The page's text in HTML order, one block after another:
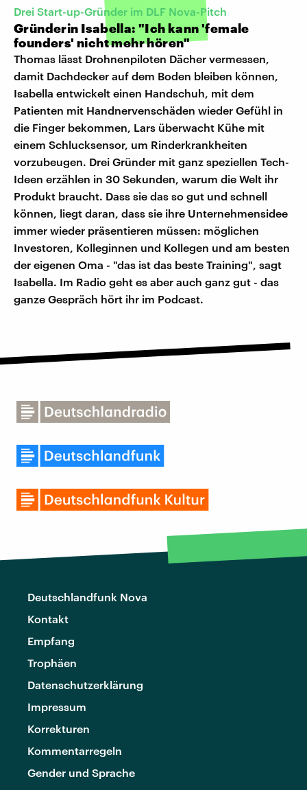
Drei Start-up-Gründer im DLF Nova-Pitch
Gründerin Isabella: "Ich kann 'female
founders' nicht mehr hören"
Thomas lässt Drohnenpiloten Dächer vermessen,
damit Dachdecker auf dem Boden bleiben können,
Isabella entwickelt einen Handschuh, mit dem
Patienten mit Handnervenschäden wieder Gefühl in
die Finger bekommen, Lars überwacht Kühe mit
einem Schlucksensor, um Rinderkrankheiten
vorzubeugen. Drei Gründer mit ganz speziellen Tech-
Ideen erzählen in 30 Sekunden, warum die Welt ihr
Produkt braucht. Dass sie das so gut und schnell
können, liegt daran, dass sie ihre Unternehmensidee
immer wieder präsentieren müssen: möglichen
Investoren, Kolleginnen und Kollegen und am besten
der eigenen Oma - "das ist das beste Training", sagt
Isabella. Im Radio geht es aber auch ganz gut - das
ganze Gespräch hört ihr im Podcast.
Deutschlandfunk Nova
Kontakt
Empfang
Trophäen
Datenschutzerklärung
Impressum
Korrekturen
Kommentarregeln
Gender und Sprache